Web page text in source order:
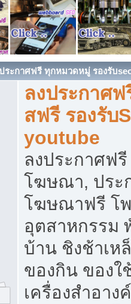
ระกาศฟรี ทุกหมวดหมู่ รองรับ
ลงประกาศ
สฟรี รองรับ
youtube
ลงประกาศฟ
โฆษณา, ประ
โฆษณาฟรี โ
อุตสาหกรรม
บ้าน ชิงช้าเห
ของกิน ของใ
เครื่องสำอา